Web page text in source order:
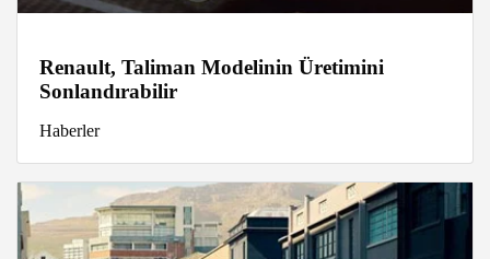
Renault, Taliman Modelinin Üretimini
Sonlandırabilir
Haberler